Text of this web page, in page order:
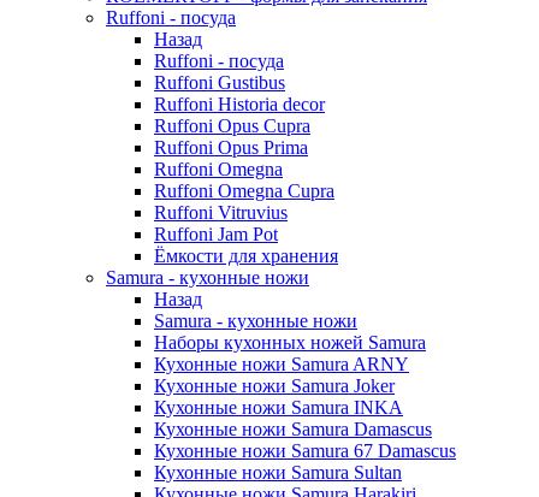
Ruffoni - посуда
Назад
Ruffoni - посуда
Ruffoni Gustibus
Ruffoni Historia decor
Ruffoni Opus Cupra
Ruffoni Opus Prima
Ruffoni Omegna
Ruffoni Omegna Cupra
Ruffoni Vitruvius
Ruffoni Jam Pot
Ёмкости для хранения
Samura - кухонные ножи
Назад
Samura - кухонные ножи
Наборы кухонных ножей Samura
Кухонные ножи Samura ARNY
Кухонные ножи Samura Joker
Кухонные ножи Samura INKA
Кухонные ножи Samura Damascus
Кухонные ножи Samura 67 Damascus
Кухонные ножи Samura Sultan